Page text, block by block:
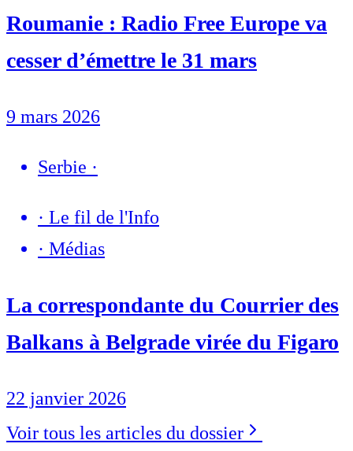
Roumanie : Radio Free Europe va
cesser d’émettre le 31 mars
9 mars 2026
Serbie ·
· Le fil de l'Info
· Médias
La correspondante du Courrier des
Balkans à Belgrade virée du Figaro
22 janvier 2026
Voir tous les articles du dossier